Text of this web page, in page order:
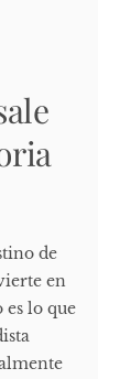
de
en
lo que